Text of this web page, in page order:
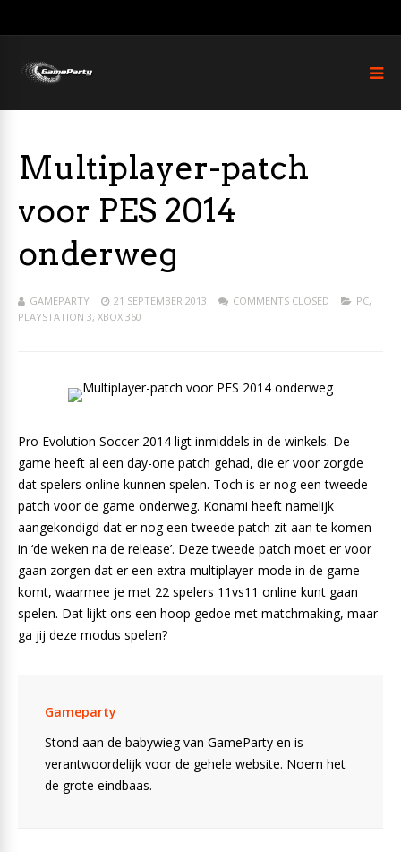
Multiplayer-patch
voor PES 2014
onderweg
GAMEPARTY 21 SEPTEMBER 2013 COMMENTS CLOSED PC,
PLAYSTATION 3, XBOX 360
Pro Evolution Soccer 2014 ligt inmiddels in de winkels. De
game heeft al een day-one patch gehad, die er voor zorgde
dat spelers online kunnen spelen. Toch is er nog een tweede
patch voor de game onderweg. Konami heeft namelijk
aangekondigd dat er nog een tweede patch zit aan te komen
in ‘de weken na de release’. Deze tweede patch moet er voor
gaan zorgen dat er een extra multiplayer-mode in de game
komt, waarmee je met 22 spelers 11vs11 online kunt gaan
spelen. Dat lijkt ons een hoop gedoe met matchmaking, maar
ga jij deze modus spelen?
Gameparty
Stond aan de babywieg van GameParty en is
verantwoordelijk voor de gehele website. Noem het
de grote eindbaas.